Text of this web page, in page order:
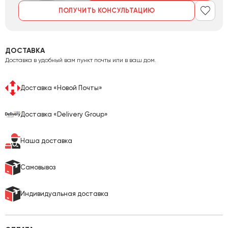
ПОЛУЧИТЬ КОНСУЛЬТАЦИЮ
ДОСТАВКА
Доставка в удобный вам пункт почты или в ваш дом.
Доставка «Новой Почты»
Доставка «Delivery Group»
Наша доставка
Самовывоз
Индивидуальная доставка